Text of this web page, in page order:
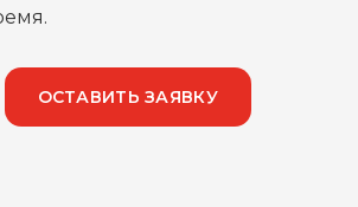
ОСТАВИТЬ ЗАЯВКУ